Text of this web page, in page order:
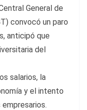
General de
convocó un paro
anticipó que
del
salarios, la
y el intento